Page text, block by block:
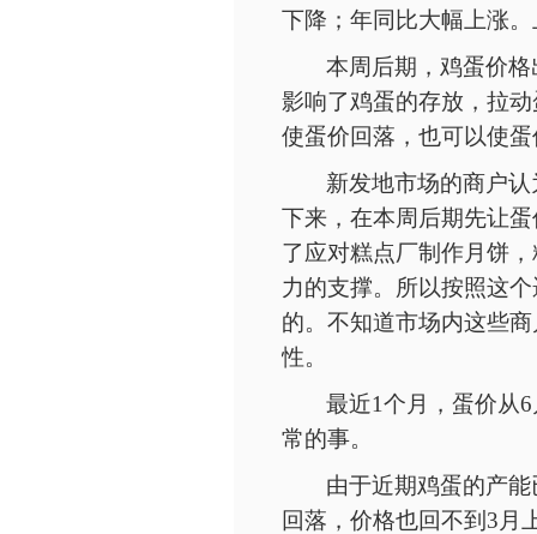
下降；年同比大幅上涨
本周后期，鸡蛋价
影响了鸡蛋的存放，拉
使蛋价回落，也可以使
新发地市场的商户
下来，在本周后期先让
了应对糕点厂制作月饼
力的支撑。所以按照这
的。不知道市场内这些
性。
最近1个月，蛋价从
常的事。
由于近期鸡蛋的产
回落，价格也回不到 3月